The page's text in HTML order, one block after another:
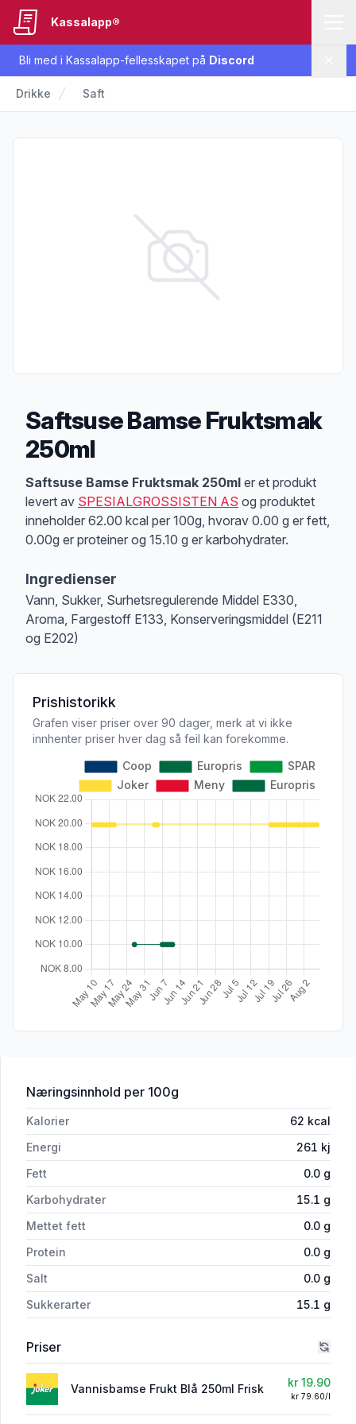
Bli med i Kassalapp-fellesskapet på Discord
Kassalapp®
Drikke Saft
Saftsuse Bamse Fruktsmak
250ml
Produktbeskrivelse
Saftsuse Bamse Fruktsmak 250ml er et produkt
levert av SPESIALGROSSISTEN AS og produktet
inneholder 62.00 kcal per 100g, hvorav 0.00 g er fett,
0.00g er proteiner og 15.10 g er karbohydrater.
Ingredienser
Vann, Sukker, Surhetsregulerende Middel E330,
Aroma, Fargestoff E133, Konserveringsmiddel (E211
og E202)
Prishistorikk
Grafen viser priser over 90 dager, merk at vi ikke
innhenter priser hver dag så feil kan forekomme.
Næringsinnhold for 'Saftsuse Bamse Fruktsmak 250ml'
per 100g
Kalorier 62 kcal
Energi
261 kj
Fett
0.0 g
Karbohydrater
15.1 g
Mettet fett
0.0 g
Protein
0.0 g
Salt
0.0 g
Sukkerarter
15.1 g
Priser
Vannisbamse Frukt Blå 250ml Frisk kr 19.90
kr 79.60/l